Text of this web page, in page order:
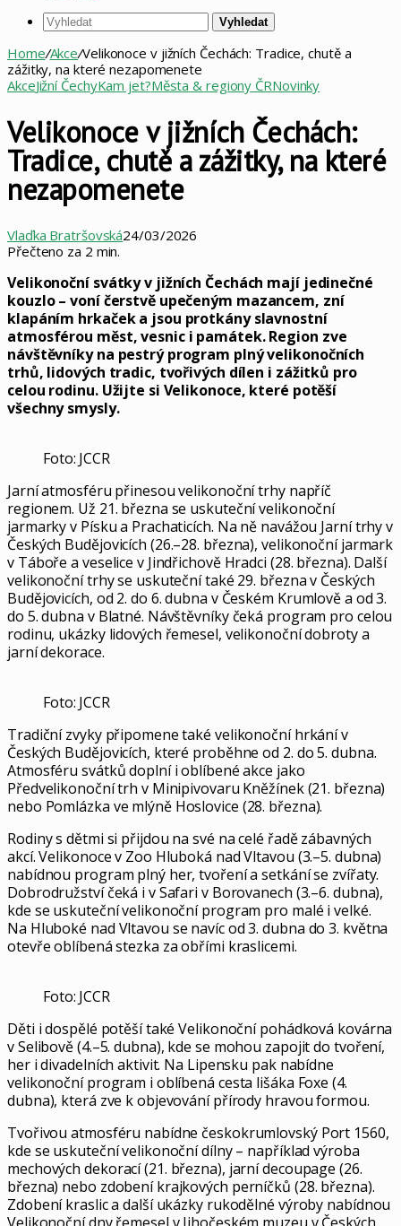
Vyhledat
Home/Akce/Velikonoce v jižních Čechách: Tradice, chutě a
zážitky, na které nezapomenete
AkceJižní ČechyKam jet?Města & regiony ČRNovinky
Velikonoce v jižních Čechách:
Tradice, chutě a zážitky, na které
nezapomenete
Vlaďka Bratršovská24/03/2026
Přečteno za 2 min.
Velikonoční svátky v jižních Čechách mají jedinečné
kouzlo – voní čerstvě upečeným mazancem, zní
klapáním hrkaček a jsou protkány slavnostní
atmosférou měst, vesnic i památek. Region zve
návštěvníky na pestrý program plný velikonočních
trhů, lidových tradic, tvořivých dílen i zážitků pro
celou rodinu. Užijte si Velikonoce, které potěší
všechny smysly.
Foto: JCCR
Jarní atmosféru přinesou velikonoční trhy napříč
regionem. Už 21. března se uskuteční velikonoční
jarmarky v Písku a Prachaticích. Na ně navážou Jarní trhy v
Českých Budějovicích (26.–28. března), velikonoční jarmark
v Táboře a veselice v Jindřichově Hradci (28. března). Další
velikonoční trhy se uskuteční také 29. března v Českých
Budějovicích, od 2. do 6. dubna v Českém Krumlově a od 3.
do 5. dubna v Blatné. Návštěvníky čeká program pro celou
rodinu, ukázky lidových řemesel, velikonoční dobroty a
jarní dekorace.
Foto: JCCR
Tradiční zvyky připomene také velikonoční hrkání v
Českých Budějovicích, které proběhne od 2. do 5. dubna.
Atmosféru svátků doplní i oblíbené akce jako
Předvelikonoční trh v Minipivovaru Kněžínek (21. března)
nebo Pomlázka ve mlýně Hoslovice (28. března).
Rodiny s dětmi si přijdou na své na celé řadě zábavných
akcí. Velikonoce v Zoo Hluboká nad Vltavou (3.–5. dubna)
nabídnou program plný her, tvoření a setkání se zvířaty.
Dobrodružství čeká i v Safari v Borovanech (3.–6. dubna),
kde se uskuteční velikonoční program pro malé i velké.
Na Hluboké nad Vltavou se navíc od 3. dubna do 3. května
otevře oblíbená stezka za obřími kraslicemi.
Foto: JCCR
Děti i dospělé potěší také Velikonoční pohádková kovárna
v Selibově (4.–5. dubna), kde se mohou zapojit do tvoření,
her i divadelních aktivit. Na Lipensku pak nabídne
velikonoční program i oblíbená cesta lišáka Foxe (4.
dubna), která zve k objevování přírody hravou formou.
Tvořivou atmosféru nabídne českokrumlovský Port 1560,
kde se uskuteční velikonoční dílny – například výroba
mechových dekorací (21. března), jarní decoupage (26.
března) nebo zdobení krajkových perníčků (28. března).
Zdobení kraslic a další ukázky rukodělné výroby nabídnou